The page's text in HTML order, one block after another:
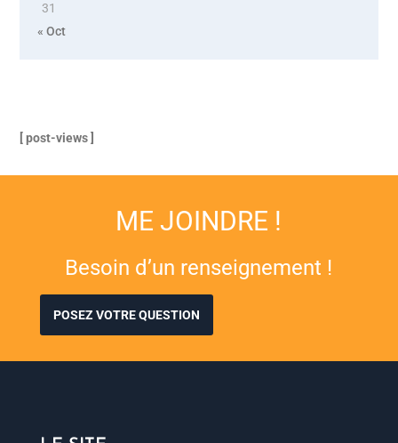
31
« Oct
[ post-views ]
ME JOINDRE !
Besoin d’un renseignement !
POSEZ VOTRE QUESTION